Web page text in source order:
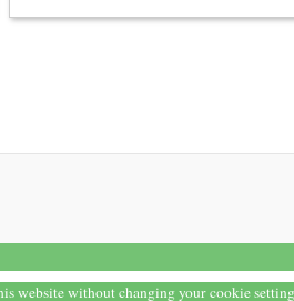
website without changing your cookie